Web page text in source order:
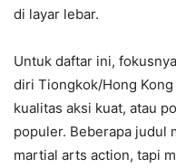
di layar lebar.
Untuk daftar ini,
diri Tiongkok/Hong
kualitas aksi kuat, atau
populer. Beberapa judul
martial arts action, tapi